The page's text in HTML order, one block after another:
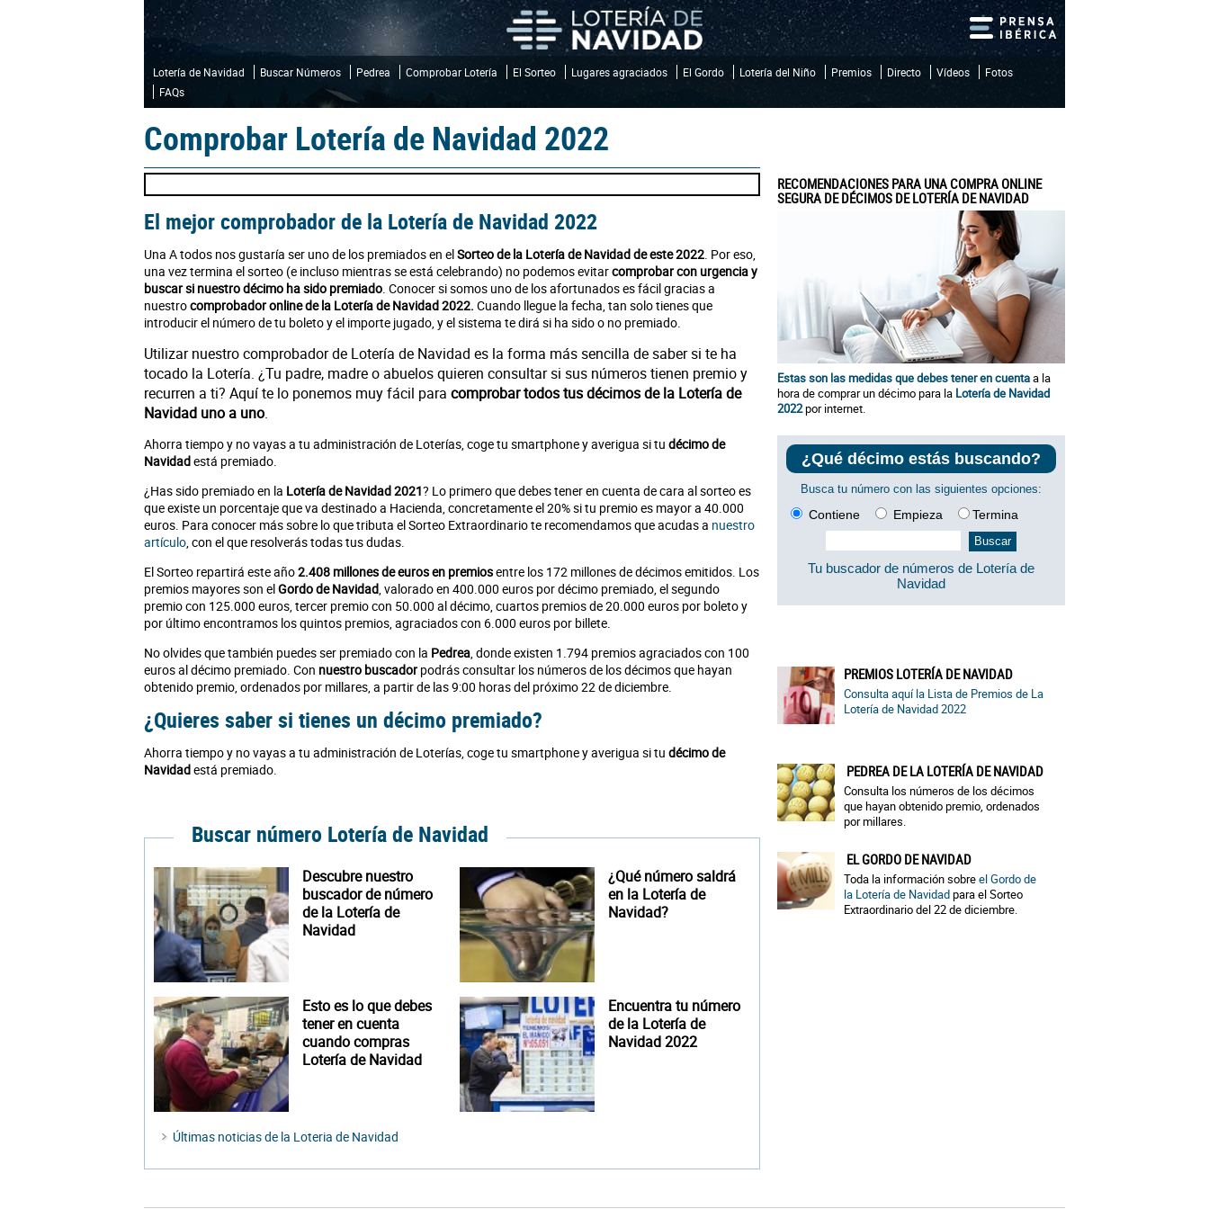
Lotería de Navidad Buscar Números Pedrea Comprobar Lotería El Sorteo Lugares agraciados El Gordo Lotería del Niño Premios Directo Vídeos
Fotos
FAQs
Comprobar Lotería de Navidad 2022
El mejor comprobador de la Lotería de Navidad 2022
Una A todos nos gustaría ser uno de los premiados en elSorteo de la Lotería de Navidad de este 2022. Por eso,
una vez termina el sorteo (e incluso mientras se está celebrando) no podemos evitarcomprobar con urgencia y
buscar si nuestro décimo ha sido premiado. Conocer si somos uno de los afortunados es fácil gracias a
nuestrocomprobador online de la Lotería de Navidad 2022. Cuando llegue la fecha, tan solo tienes que
introducir el número de tu boleto y el importe jugado, y el sistema te dirá si ha sido o no premiado.
Utilizar nuestro comprobador de Lotería de Navidad es la forma más sencilla de saber si te ha
tocado la Lotería. ¿Tu padre, madre o abuelos quieren consultar si sus números tienen premio y
recurren a ti? Aquí te lo ponemos muy fácil para comprobar todos tus décimos de la Lotería de
Navidad uno a uno.
Ahorra tiempo y no vayas a tu administración de Loterías, coge tu smartphone y averigua si tu décimo de
Navidadestá premiado.
¿Has sido premiado en la Lotería de Navidad 2021? Lo primero que debes tener en cuenta de cara al sorteo es
que existe un porcentaje que va destinado a Hacienda, concretamente el 20% si tu premio es mayor a 40.000
euros. Para conocer más sobre lo que tributa el Sorteo Extraordinario te recomendamos que acudas a nuestro
artículo, con el que resolverás todas tus dudas.
El Sorteo repartirá este año2.408 millones de euros en premiosentre los 172 millones de décimos emitidos. Los
premios mayores son elGordo de Navidad, valorado en 400.000 euros por décimo premiado, el segundo
premio con 125.000 euros, tercer premio con 50.000 al décimo, cuartos premios de 20.000 euros por boleto y
por último encontramos los quintos premios, agraciados con 6.000 euros por billete.
No olvides que también puedes ser premiado con la Pedrea, donde existen 1.794 premios agraciados con 100
euros al décimo premiado. Con nuestro buscadorpodrás consultar los números de los décimos que hayan
obtenido premio, ordenados por millares, a partir de las 9:00 horas del próximo 22 de diciembre.
¿Quieres saber si tienes un décimo premiado?
Ahorra tiempo y no vayas a tu administración de Loterías, coge tu smartphone y averigua si tu décimo de
Navidadestá premiado.
Buscar número Lotería de Navidad
Descubre nuestro
buscador de número
de la Lotería de
Navidad
¿Qué número saldrá
en la Lotería de
Navidad?
Esto es lo que debes
tener en cuenta
cuando compras
Lotería de Navidad
Encuentra tu número
de la Lotería de
Navidad 2022
Últimas noticias de la Loteria de Navidad
RECOMENDACIONES PARA UNA COMPRA ONLINE
SEGURA DE DÉCIMOS DE LOTERÍA DE NAVIDAD
Estas son las medidas que debes tener en cuentaa la
hora de comprar un décimo para la Lotería de Navidad
2022por internet.
¿Qué décimo estás buscando?
Busca tu número con las siguientes opciones:
Contiene Empieza Termina
Tu buscador de números de Lotería de
Navidad
PREMIOS LOTERÍA DE NAVIDAD
Consulta aquí la Lista de Premios de La
Lotería de Navidad 2022
PEDREA DE LA LOTERÍA DE NAVIDAD
Consulta los números de los décimos
que hayan obtenido premio, ordenados
por millares.
EL GORDO DE NAVIDAD
Toda la información sobreel Gordo de
la Lotería de Navidadpara el Sorteo
Extraordinario del 22 de diciembre.